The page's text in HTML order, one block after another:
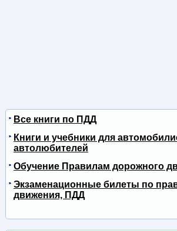
Все книги по ПДД
Книги и учебники для
автолюбителей
Обучение Правилам дорожного
Экзаменационные билеты по
движения, ПДД